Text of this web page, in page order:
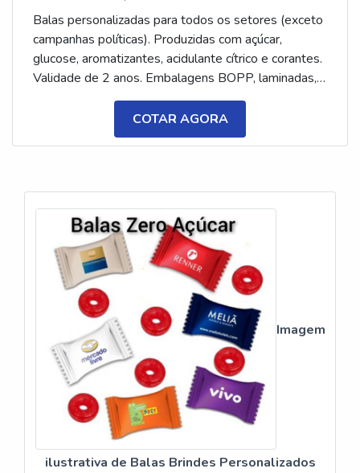
Balas personalizadas para todos os setores (exceto
campanhas políticas). Produzidas com açúcar,
glucose, aromatizantes, acidulante cítrico e corantes.
Validade de 2 anos. Embalagens BOPP, laminadas,
metalizadas ou ecológicas, com impressão colorida
ou P&B em alta qualidade, tinta atóxica. Medida: 5 ×
3,5 cm. Sabores variados (frutas, café, menta etc.) e
COTAR AGORA
Imagem
ilustrativa de Balas Brindes Personalizados